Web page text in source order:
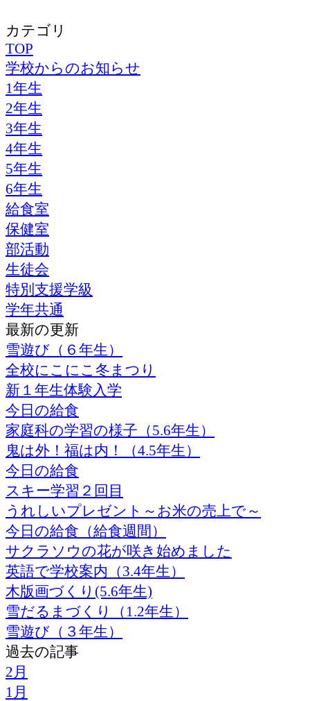
カテゴリ
TOP
学校からのお知らせ
1年生
2年生
3年生
4年生
5年生
6年生
給食室
保健室
部活動
生徒会
特別支援学級
学年共通
最新の更新
雪遊び（６年生）
全校にこにこ冬まつり
新１年生体験入学
今日の給食
家庭科の学習の様子（5.6年生）
鬼は外！福は内！（4.5年生）
今日の給食
スキー学習２回目
うれしいプレゼント～お米の売上で～
今日の給食（給食週間）
サクラソウの花が咲き始めました
英語で学校案内（3.4年生）
木版画づくり(5.6年生)
雪だるまづくり（1.2年生）
雪遊び（３年生）
過去の記事
2月
1月